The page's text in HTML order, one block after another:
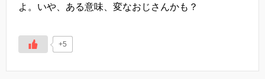
よ。いや、ある意味、変なおじさんかも？
+5